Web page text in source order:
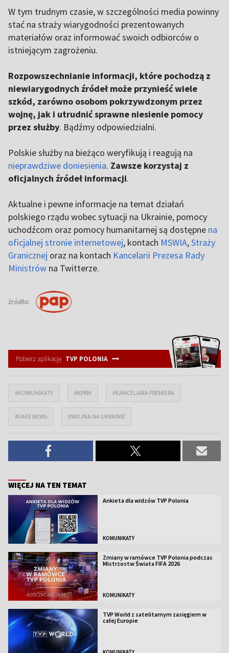
W tym trudnym czasie, w szczególności media powinny
stać na straży wiarygodności prezentowanych
materiałów oraz informować swoich odbiorców o
istniejącym zagrożeniu.
Rozpowszechnianie informacji, które pochodzą z
niewiarygodnych źródeł może przynieść wiele
szkód, zarówno osobom pokrzywdzonym przez
wojnę, jak i utrudnić sprawne niesienie pomocy
przez służby. Bądźmy odpowiedzialni.
Polskie służby na bieżąco weryfikują i reagują na
nieprawdziwe doniesienia. Zawsze korzystaj z
oficjalnych źródeł informacji.
Aktualne i pewne informacje na temat działań
polskiego rządu wobec sytuacji na Ukrainie, pomocy
uchodźcom oraz pomocy humanitarnej są dostępne na
oficjalnej stronie internetowej, kontach MSWIA,Straży
Granicznej oraz na kontach Kancelarii Prezesa Rady
Ministrów na Twitterze.
źródło:
Pobierz aplikację TVP POLONIA
#KOMUNIKATY #KPRM #KANCELARIA PREMIERA
#FAKE NEWS #WOJNA NA UKRAINIE
WIĘCEJ NA TEN TEMAT
Ankieta dla widzów TVP Polonia
KOMUNIKATY
Zmiany w ramówce TVP Polonia podczas
Mistrzostw Świata FIFA 2026
KOMUNIKATY
TVP World z satelitarnym zasięgiem w
całej Europie